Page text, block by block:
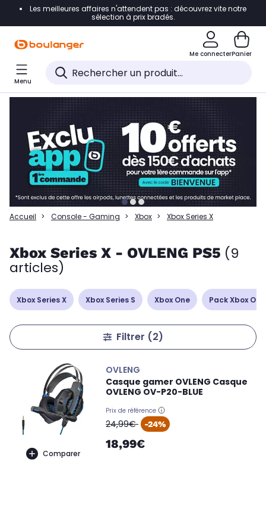
Accéder directement à la navigation
Accéder directement à la liste des produits
Accéder directement au contenu
Accéder directement au pied de page
Accéder directement au chatbot
Les meilleures affaires n'attendent pas : découvrez vite notre
sélection à prix bradés.
Me connecterPanier
Menu
Accueil Console - Gaming Xbox Xbox Series X
Xbox Series X - OVLENG PS5 (9
articles)
Xbox Series X Xbox Series S Xbox One Pack Xbox One
Filtrer (2)
Comparer
OVLENG
Casque gamer OVLENG Casque
OVLENG OV-P20-BLUE
Prix de référence
oldPrice
24,99€ -24%
18,99€